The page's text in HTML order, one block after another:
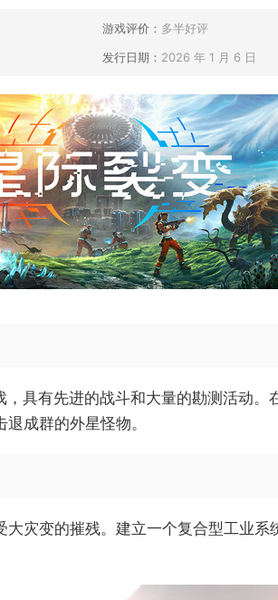
游戏评价： 多半好评
发行日期： 2026 年 1 月 6 日
具有先进的战斗和大量的勘测活动。
成群的外星怪物。
灾变的摧残。建立一个复合型工业